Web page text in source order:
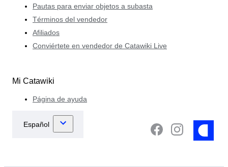
Pautas para enviar objetos a subasta
Términos del vendedor
Afiliados
Conviértete en vendedor de Catawiki Live
Mi Catawiki
Página de ayuda